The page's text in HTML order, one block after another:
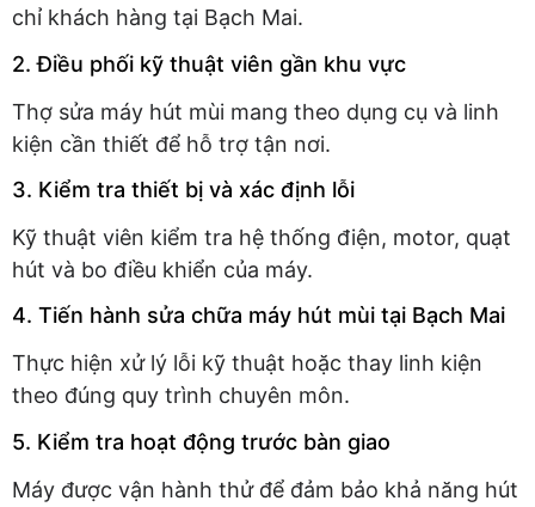
chỉ khách hàng tại Bạch Mai.
2. Điều phối kỹ thuật viên gần khu vực
Thợ sửa máy hút mùi mang theo dụng cụ và linh
kiện cần thiết để hỗ trợ tận nơi.
3. Kiểm tra thiết bị và xác định lỗi
Kỹ thuật viên kiểm tra hệ thống điện, motor, quạt
hút và bo điều khiển của máy.
4. Tiến hành sửa chữa máy hút mùi tại Bạch Mai
Thực hiện xử lý lỗi kỹ thuật hoặc thay linh kiện
theo đúng quy trình chuyên môn.
5. Kiểm tra hoạt động trước bàn giao
Máy được vận hành thử để đảm bảo khả năng hút